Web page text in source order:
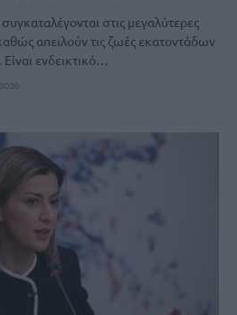
στις μεγαλύτερες
απειλούν τις ζωές εκατοντάδων
ενδεικτικό…